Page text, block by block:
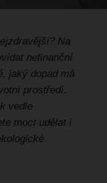
Na
nefinanční
jaký dopad má
prostředí.
vedle
moct udělat i